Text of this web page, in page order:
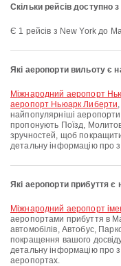
Скільки рейсів доступно
Є 1 рейсів з New York до
Які аеропорти вильоту є
Міжнародний аеропорт
аеропорт Ньюарк Либерти,
найпопулярніші
пропонують Поїзд,
зручностей, щоб
детальну інформацію про
Які аеропорти прибуття
Міжнародний аеропорт
аеропортами прибуття в
автомобілів, Автобус,
покращення вашого
детальну інформацію про
аеропортах.